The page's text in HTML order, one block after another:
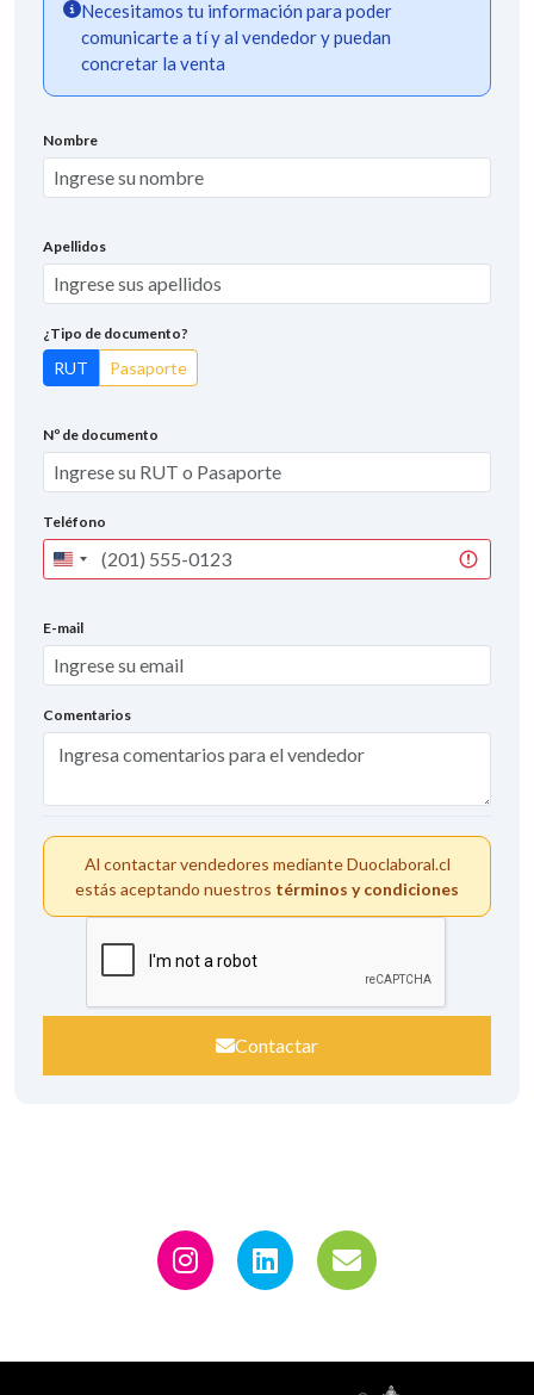
Necesitamos tu información para poder
comunicarte a tí y al vendedor y puedan
concretar la venta
Nombre
Apellidos
¿Tipo de documento?
RUT Pasaporte
Nº de documento
Teléfono
United
States
E-mail
Comentarios
Al contactar vendedores mediante Duoclaboral.cl
estás aceptando nuestros términos y condiciones
Contactar